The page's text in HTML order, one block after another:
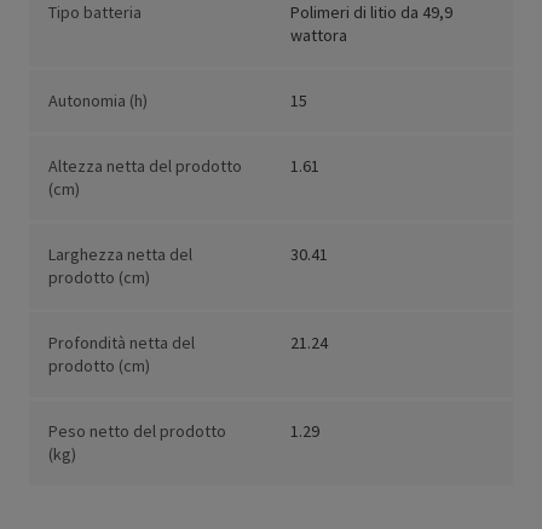
Tipo batteria
Polimeri di litio da 49,9
wattora
Autonomia (h) 15
Altezza netta del prodotto
(cm)
1.61
Larghezza netta del
prodotto (cm)
30.41
Profondità netta del
prodotto (cm)
21.24
Peso netto del prodotto
(kg)
1.29